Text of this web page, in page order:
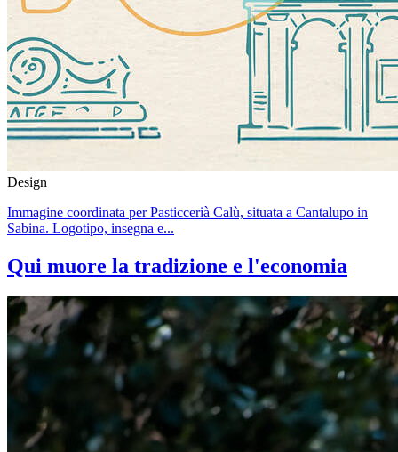
Design
Immagine coordinata per Pasticcerià Calù, situata a Cantalupo in
Sabina. Logotipo, insegna e...
Qui muore la tradizione e l'economia